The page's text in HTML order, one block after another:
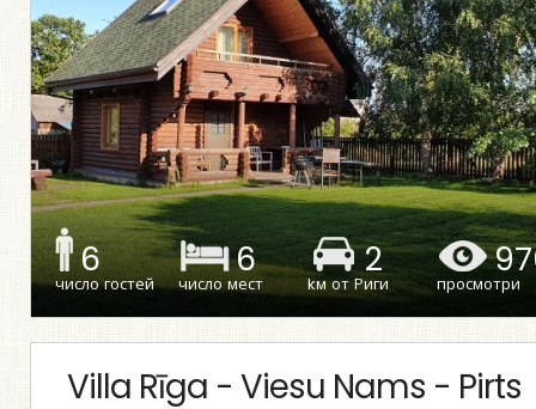
6
число гостей
6
число мест
2
kм от Риги просмотри
Villa Rīga - Viesu Nams - Pirts